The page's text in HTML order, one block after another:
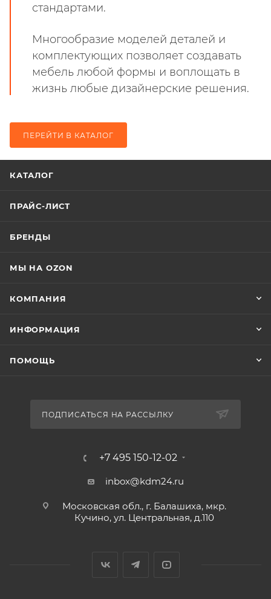
стандартами.
Многообразие моделей деталей и
комплектующих позволяет создавать
мебель любой формы и воплощать в
жизнь любые дизайнерские решения.
ПЕРЕЙТИ В КАТАЛОГ
КАТАЛОГ
ПРАЙС-ЛИСТ
БРЕНДЫ
МЫ НА OZON
КОМПАНИЯ
ИНФОРМАЦИЯ
ПОМОЩЬ
ПОДПИСАТЬСЯ НА РАССЫЛКУ
+7 495 150-12-02
inbox@kdm24.ru
Московская обл., г. Балашиха, мкр.
Кучино, ул. Центральная, д.110